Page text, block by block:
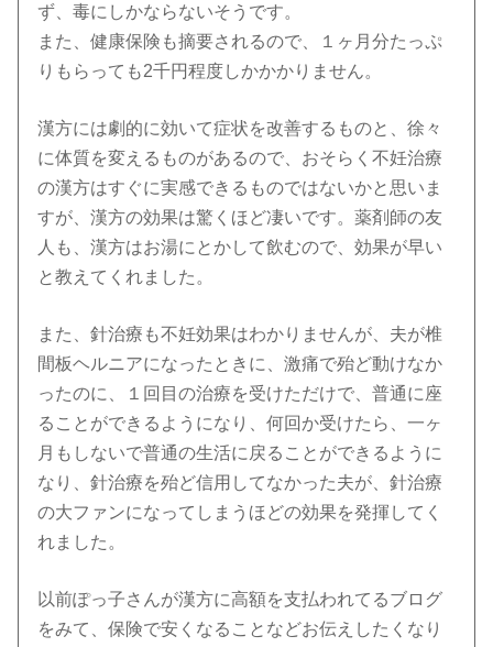
ず、毒にしかならないそうです。
また、健康保険も摘要されるので、１ヶ月分たっぷ
りもらっても2千円程度しかかかりません。
漢方には劇的に効いて症状を改善するものと、徐々
に体質を変えるものがあるので、おそらく不妊治療
の漢方はすぐに実感できるものではないかと思いま
すが、漢方の効果は驚くほど凄いです。薬剤師の友
人も、漢方はお湯にとかして飲むので、効果が早い
と教えてくれました。
また、針治療も不妊効果はわかりませんが、夫が椎
間板ヘルニアになったときに、激痛で殆ど動けなか
ったのに、１回目の治療を受けただけで、普通に座
ることができるようになり、何回か受けたら、一ヶ
月もしないで普通の生活に戻ることができるように
なり、針治療を殆ど信用してなかった夫が、針治療
の大ファンになってしまうほどの効果を発揮してく
れました。
以前ぽっ子さんが漢方に高額を支払われてるブログ
をみて、保険で安くなることなどお伝えしたくなり